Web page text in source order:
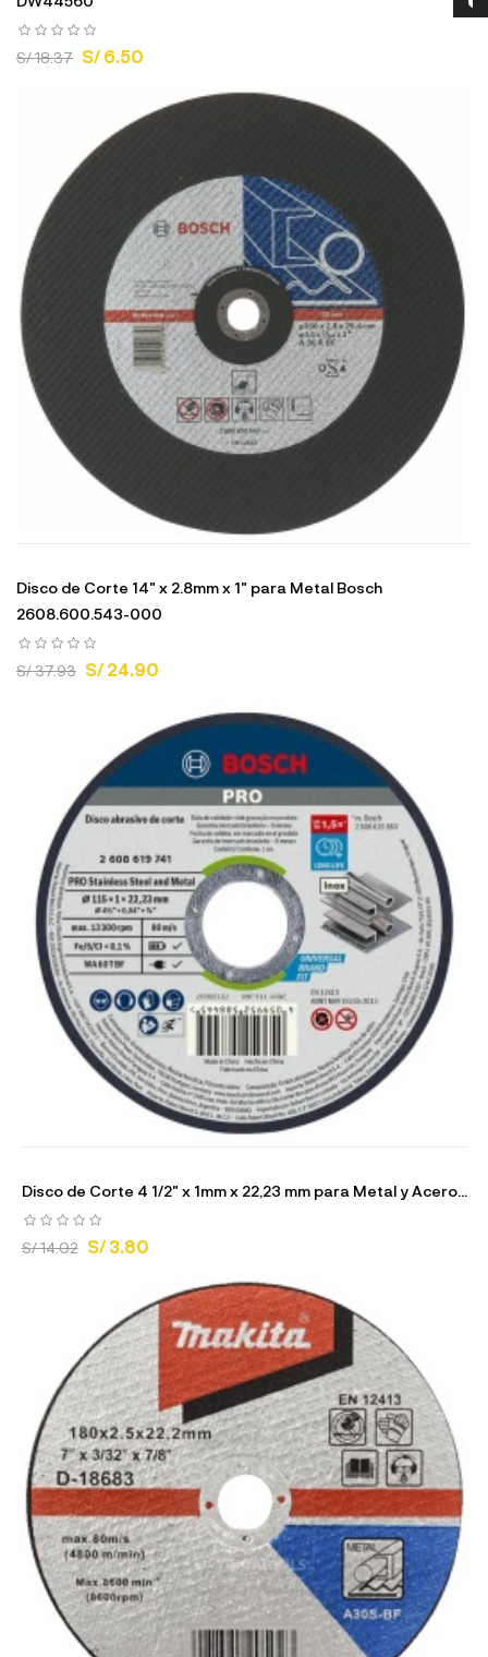
S/ 18.37 S/ 6.50
Disco de Corte 14" x 2.8mm x 1" para Metal Bosch
2608.600.543-000
S/ 37.93 S/ 24.90
Disco de Corte 4 1/2" x 1mm x 22,23 mm para Metal y Acero...
S/ 14.02 S/ 3.80